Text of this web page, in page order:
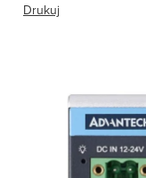
Drukuj